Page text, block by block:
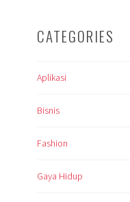
CATEGORIES
Aplikasi
Bisnis
Fashion
Gaya Hidup